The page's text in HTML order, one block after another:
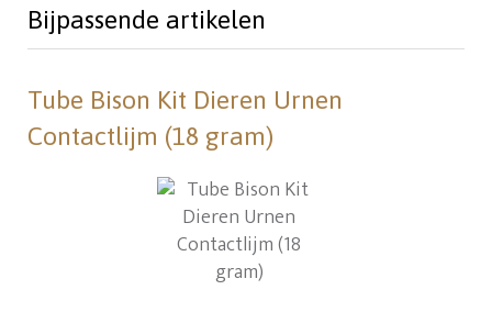
Bijpassende artikelen
Tube Bison Kit Dieren Urnen
Contactlijm (18 gram)